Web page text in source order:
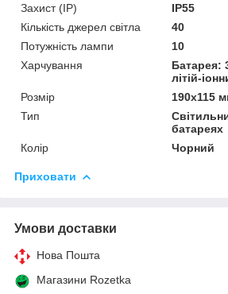
Захист (IP)
IP55
Кількість джерел світла
40
Потужність лампи
10
Харчування
Батарея:
літій-
Розмір
190х115
Тип
батареях
Колір
Чорний
Приховати
Умови доставки
Нова Пошта
Магазини Rozetka